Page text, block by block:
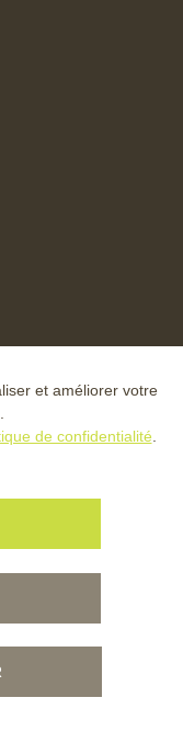
et améliorer votre
de confidentialité